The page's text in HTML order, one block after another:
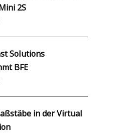
2S
Solutions
BFE
in der Virtual